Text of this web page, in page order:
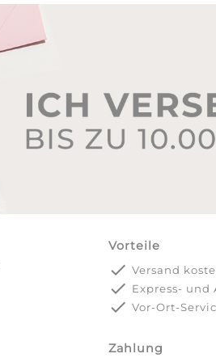
Vorteile
done Versand
done Express- und
done Vor-Ort-
Zahlung